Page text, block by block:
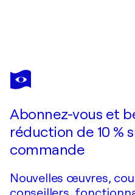
DOMINICK POULAIN
Les sirènes de Sardaigne
Abonnez-vous et
réduction de 10 %
commande
Nouvelles œuvres,